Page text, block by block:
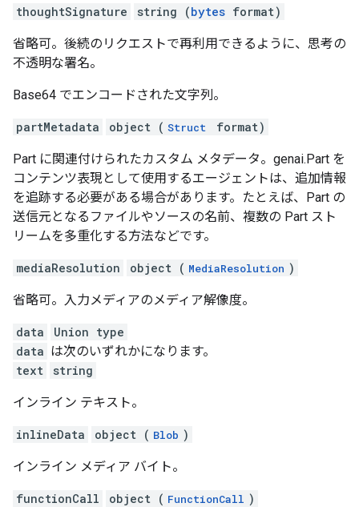
thoughtSignature string (bytes format)
省略可。後続のリクエストで再利用できるように、思考の
不透明な署名。
Base64 でエンコードされた文字列。
partMetadata object ( Struct format)
Part に関連付けられたカスタム メタデータ。genai.Part を
コンテンツ表現として使用するエージェントは、追加情報
を追跡する必要がある場合があります。たとえば、Part の
送信元となるファイルやソースの名前、複数の Part スト
リームを多重化する方法などです。
mediaResolution object ( MediaResolution )
省略可。入力メディアのメディア解像度。
data
Union type
data は次のいずれかになります。
text
string
インライン テキスト。
inlineData object ( Blob )
インライン メディア バイト。
functionCall object ( FunctionCall )